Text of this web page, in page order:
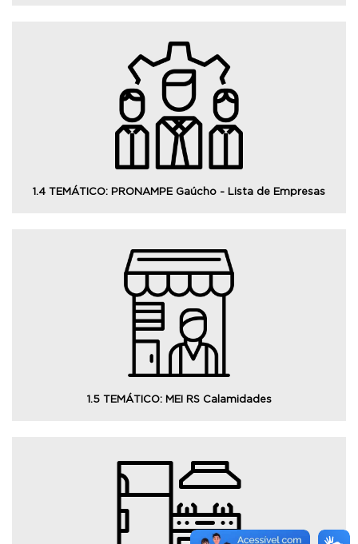
1.4 TEMÁTICO: PRONAMPE Gaúcho - Lista de Empresas
Consulte os beneficiários do Pronampe Gaúcho, um
programa direcionado aos MEIs, microempresas e
empresas de pequeno porte localizados em municípios
em estado de calamidade.
1.5 TEMÁTICO: MEI RS Calamidades
Consulte os beneficiários do MEI RS Calamidades,
programa criado pelo governo do Estado para a
retomada e o incentivo aos microempreendedores
individuais atingidos pelas enchentes de 2024.
Consulte os beneficiários que receberam a totalidade ou
parte do Imposto sobre Circulação de Mercadorias e